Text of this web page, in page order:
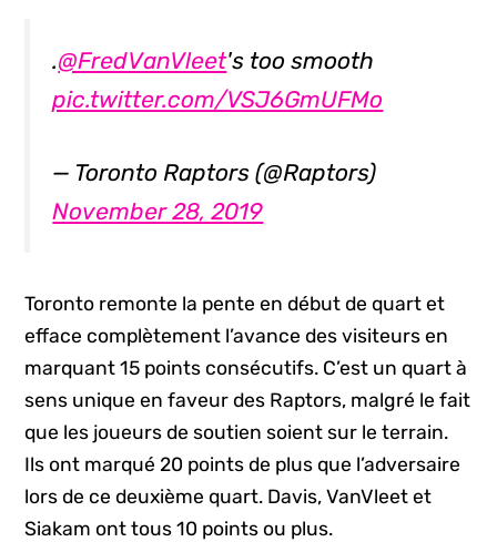
.@FredVanVleet's too smooth
pic.twitter.com/VSJ6GmUFMo
— Toronto Raptors (@Raptors)
November 28, 2019
Toronto remonte la pente en début de quart et
efface complètement l’avance des visiteurs en
marquant 15 points consécutifs. C’est un quart à
sens unique en faveur des Raptors, malgré le fait
que les joueurs de soutien soient sur le terrain.
Ils ont marqué 20 points de plus que l’adversaire
lors de ce deuxième quart. Davis, VanVleet et
Siakam ont tous 10 points ou plus.